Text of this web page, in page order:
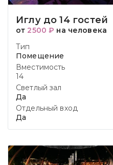
Иглу до 14 гостей
от 2500 ₽ на человека
Тип
Помещение
Вместимость
14
Светлый зал
Да
Отдельный вход
Да